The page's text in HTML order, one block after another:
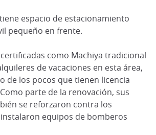
espacio de estacionamiento
pequeño en frente.
certificadas como Machiya tradicional
de vacaciones en esta área,
de los pocos que tienen licencia
parte de la renovación, sus
se reforzaron contra los
equipos de bomberos